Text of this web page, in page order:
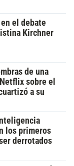
el debate
Kirchner
de una
sobre el
a su
los primeros
derrotados